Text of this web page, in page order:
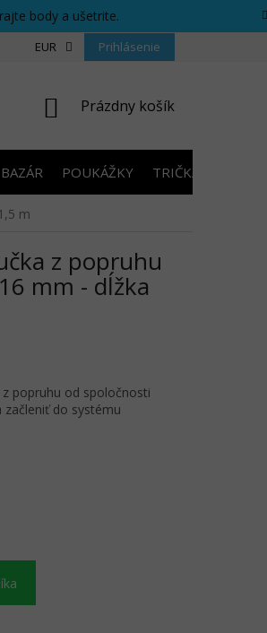
body a ušetrite.
ODSTÚPENIE OD ZMLUVY
EUR Prihlásenie
NÁKUPNÝ
Prázdny košík
BAZÁR POUKÁŽKY TRIČKÁ S
m
z popruhu
mm - dĺžka
popruhu od spoločnosti
začleniť do systému